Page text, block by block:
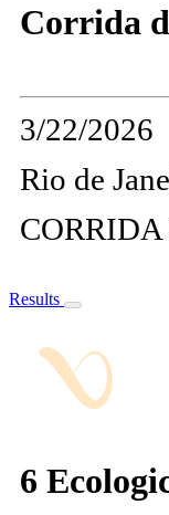
Corrida
3/22/2026
Rio de
Results
6